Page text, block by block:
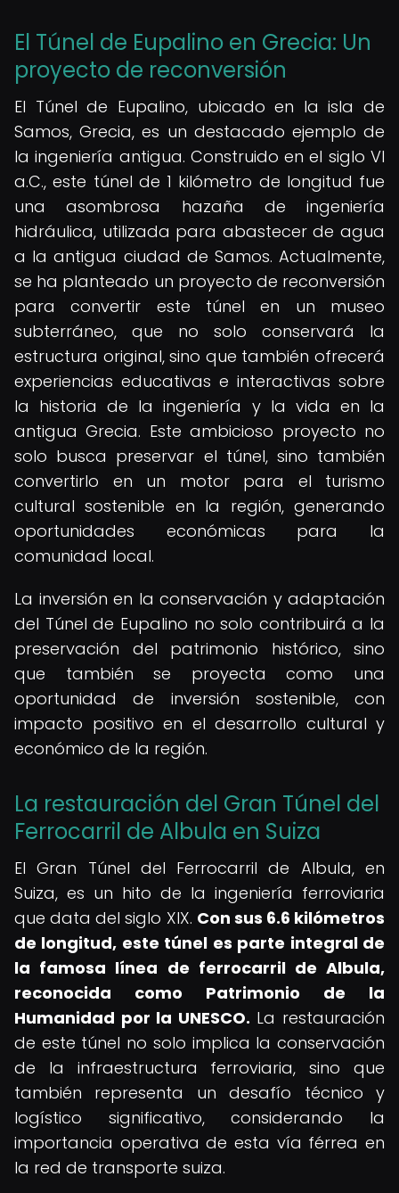
El Túnel de Eupalino en Grecia: Un
proyecto de reconversión
El Túnel de Eupalino, ubicado en la isla de
Samos, Grecia, es un destacado ejemplo de
la ingeniería antigua. Construido en el siglo VI
a.C., este túnel de 1 kilómetro de longitud fue
una asombrosa hazaña de ingeniería
hidráulica, utilizada para abastecer de agua
a la antigua ciudad de Samos. Actualmente,
se ha planteado un proyecto de reconversión
para convertir este túnel en un museo
subterráneo, que no solo conservará la
estructura original, sino que también ofrecerá
experiencias educativas e interactivas sobre
la historia de la ingeniería y la vida en la
antigua Grecia. Este ambicioso proyecto no
solo busca preservar el túnel, sino también
convertirlo en un motor para el turismo
cultural sostenible en la región, generando
oportunidades económicas para la
comunidad local.
La inversión en la conservación y adaptación
del Túnel de Eupalino no solo contribuirá a la
preservación del patrimonio histórico, sino
que también se proyecta como una
oportunidad de inversión sostenible, con
impacto positivo en el desarrollo cultural y
económico de la región.
La restauración del Gran Túnel del
Ferrocarril de Albula en Suiza
El Gran Túnel del Ferrocarril de Albula, en
Suiza, es un hito de la ingeniería ferroviaria
que data del siglo XIX. Con sus 6.6 kilómetros
de longitud, este túnel es parte integral de
la famosa línea de ferrocarril de Albula,
reconocida como Patrimonio de la
Humanidad por la UNESCO. La restauración
de este túnel no solo implica la conservación
de la infraestructura ferroviaria, sino que
también representa un desafío técnico y
logístico significativo, considerando la
importancia operativa de esta vía férrea en
la red de transporte suiza.